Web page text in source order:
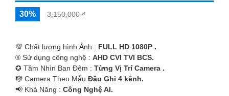
30% 3,150,000 ₫
💯 Chất lượng hình Ảnh : FULL HD 1080P .
®️ Sử dụng công nghệ : AHD CVI TVI BCS.
✪ Tầm Nhìn Ban Đêm : Từng Vị Trí Camera .
🎼️ Camera Theo Mẫu Đầu Ghi 4 kênh.
️📢 Khả Năng : Công Nghệ AI.